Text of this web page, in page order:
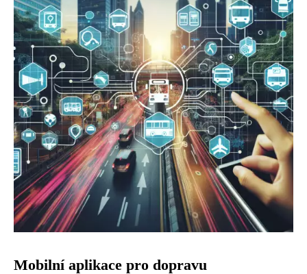
Mobilní aplikace pro dopravu